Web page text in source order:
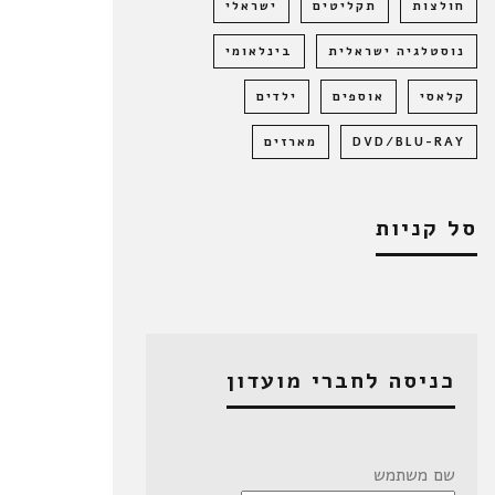
חולצות תקליטים ישראלי
נוסטלגיה ישראלית בינלאומי
קלאסי אוספים ילדים
DVD/BLU-RAY מארזים
סל קניות
כניסה לחברי מועדון
שם משתמש